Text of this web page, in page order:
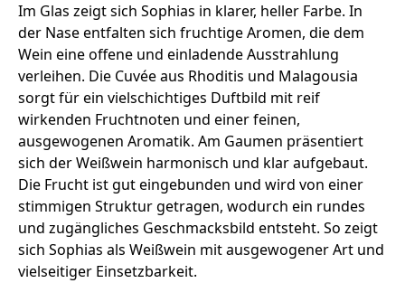
Im Glas zeigt sich Sophias in klarer, heller Farbe. In
der Nase entfalten sich fruchtige Aromen, die dem
Wein eine offene und einladende Ausstrahlung
verleihen. Die Cuvée aus Rhoditis und Malagousia
sorgt für ein vielschichtiges Duftbild mit reif
wirkenden Fruchtnoten und einer feinen,
ausgewogenen Aromatik. Am Gaumen präsentiert
sich der Weißwein harmonisch und klar aufgebaut.
Die Frucht ist gut eingebunden und wird von einer
stimmigen Struktur getragen, wodurch ein rundes
und zugängliches Geschmacksbild entsteht. So zeigt
sich Sophias als Weißwein mit ausgewogener Art und
vielseitiger Einsetzbarkeit.